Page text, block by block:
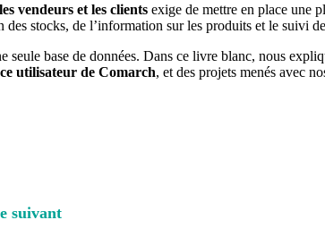
vendeurs et les clients exige de mettre en place une
stocks, de l’information sur les produits et le suivi
seule base de données. Dans ce livre blanc, nous
utilisateur de Comarch, et des projets menés avec
suivant